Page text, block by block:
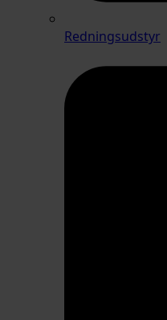
Redningsudstyr